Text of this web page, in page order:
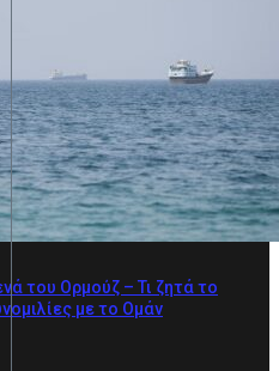
του Ορμούζ – Τι ζητά το
με το Ομάν